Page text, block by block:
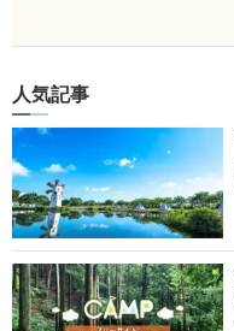
人気記事